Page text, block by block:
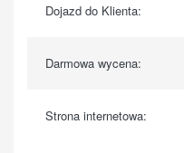
Dojazd do Klienta:
Darmowa wycena:
Strona internetowa: